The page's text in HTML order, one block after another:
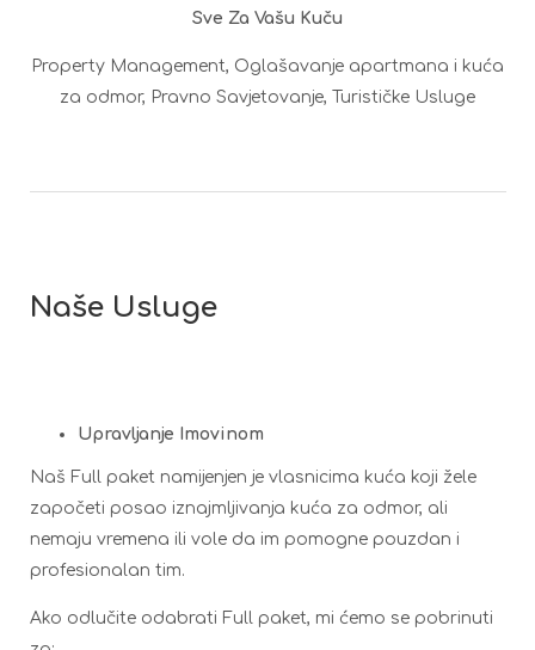
Sve Za Vašu Kuču
Property Management, Oglašavanje apartmana i kuća
za odmor, Pravno Savjetovanje, Turističke Usluge
Naše Usluge
Upravljanje Imovinom
Naš Full paket namijenjen je vlasnicima kuća koji žele
započeti posao iznajmljivanja kuća za odmor, ali
nemaju vremena ili vole da im pomogne pouzdan i
profesionalan tim.
Ako odlučite odabrati Full paket, mi ćemo se pobrinuti